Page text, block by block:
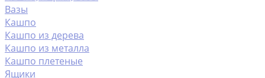
Вазы
Кашпо
Кашпо из дерева
Кашпо из металла
Кашпо плетеные
Ящики